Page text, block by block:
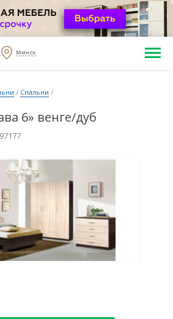
Минск
/ Спальни /
6» венге/дуб